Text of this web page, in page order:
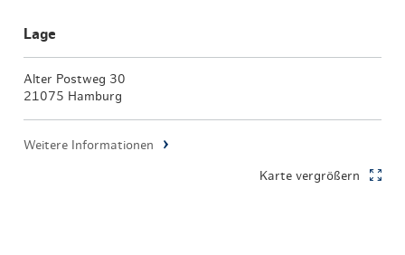
Lage
Alter Postweg 30
21075 Hamburg
Weitere Informationen
Karte vergrößern